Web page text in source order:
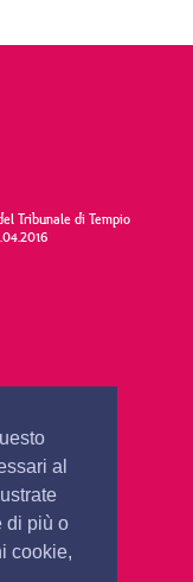
al
di più o
cookie,
Tribunale di Tempio